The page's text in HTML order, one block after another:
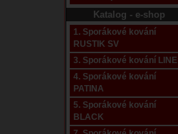
Katalog - e-shop
1. Sporákové kování
RUSTIK SV
3. Sporákové kování LINE
4. Sporákové kování
PATINA
5. Sporákové kování
BLACK